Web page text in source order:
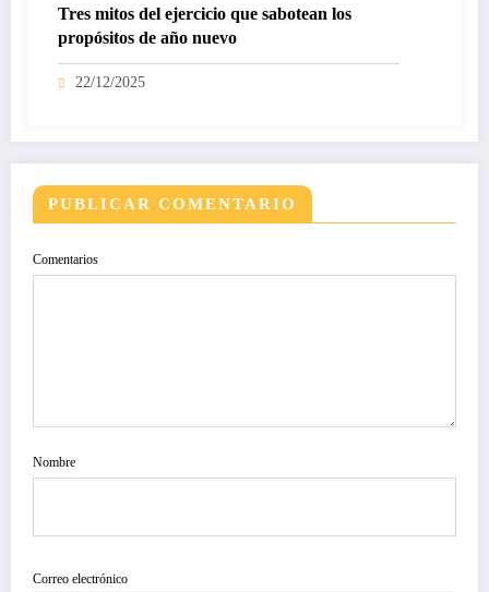
Tres mitos del ejercicio que sabotean los
propósitos de año nuevo
22/12/2025
PUBLICAR COMENTARIO
Comentarios
Nombre
Correo electrónico